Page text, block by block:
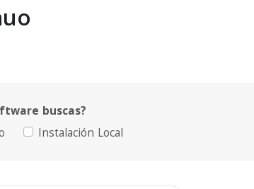
buscas?
Instalación Local